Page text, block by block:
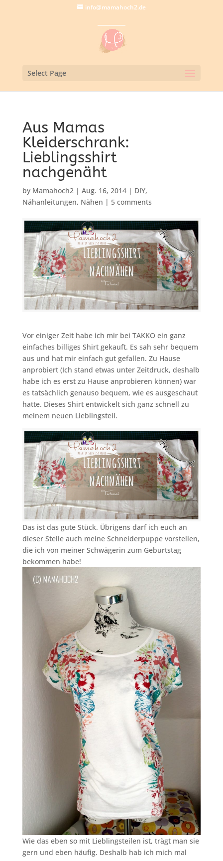
info@mamahoch2.de
Select Page
Aus Mamas
Kleiderschrank:
Lieblingsshirt
nachgenäht
by Mamahoch2| Aug. 16, 2014| DIY,
Nähanleitungen, Nähen | 5 comments
Vor einiger Zeit habe ich mir bei TAKKO ein ganz
einfaches billiges Shirt gekauft. Es sah sehr bequem
aus und hat mir einfach gut gefallen. Zu Hause
anprobiert (Ich stand etwas unter Zeitdruck, deshalb
habe ich es erst zu Hause anprobieren können) war
es tatsächlich genauso bequem, wie es ausgeschaut
hatte. Dieses Shirt entwickelt sich ganz schnell zu
meinem neuen Lieblingsteil.
Das ist das gute Stück. Übrigens darf ich euch an
dieser Stelle auch meine Schneiderpuppe vorstellen,
die ich von meiner Schwägerin zum Geburtstag
bekommen habe!
Wie das eben so mit Lieblingsteilen ist, trägt man sie
gern und eben häufig. Deshalb hab ich mich mal